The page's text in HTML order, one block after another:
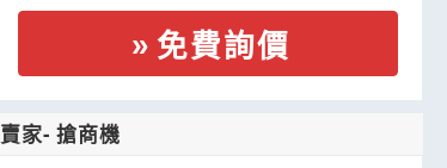
免費詢價
賣家- 搶商機